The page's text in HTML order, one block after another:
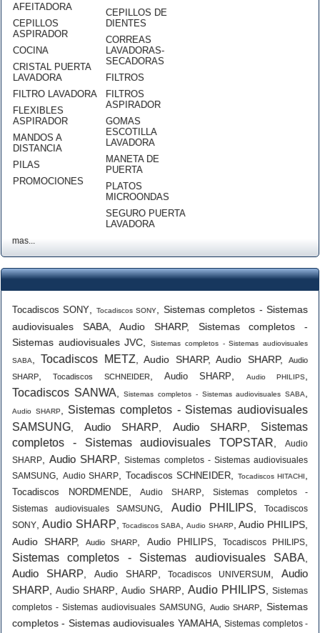
AFEITADORA
CEPILLOS
ASPIRADOR
COCINA
CRISTAL PUERTA
LAVADORA
FILTRO LAVADORA
FLEXIBLES
ASPIRADOR
MANDOS A
DISTANCIA
PILAS
PROMOCIONES
CEPILLOS DE
DIENTES
CORREAS
LAVADORAS-
SECADORAS
FILTROS
FILTROS
ASPIRADOR
GOMAS
ESCOTILLA
LAVADORA
MANETA DE
PUERTA
PLATOS
MICROONDAS
SEGURO PUERTA
LAVADORA
mas...
Tocadiscos SONY Tocadiscos SONY
Sistemas completos - Sistemas
audiovisuales SABA,Audio SHARP, Sistemas completos -
Sistemas audiovisuales JVC ,Sistemas completos - Sistemas audiovisuales
SABA ,Tocadiscos METZ ,Audio SHARP,Audio SHARP,Audio
SHARP
,Tocadiscos SCHNEIDER,Audio SHARP Audio PHILIPS
Tocadiscos SANWA,Sistemas completos - Sistemas audiovisuales SABA
Audio SHARP,Sistemas completos - Sistemas audiovisuales
SAMSUNG ,Audio SHARP Audio SHARP,Sistemas
completos - Sistemas audiovisuales TOPSTAR ,Audio
SHARP ,Audio SHARP ,Sistemas completos - Sistemas audiovisuales
SAMSUNG
Audio SHARP Tocadiscos SCHNEIDER Tocadiscos HITACHI
Tocadiscos NORDMENDE Audio SHARP, Sistemas completos -
Sistemas audiovisuales SAMSUNG
Audio PHILIPS ,Tocadiscos
SONY ,Audio SHARP Tocadiscos SABA ,Audio SHARP, Audio PHILIPS
Audio SHARP,Audio SHARP Audio PHILIPS Tocadiscos PHILIPS
Sistemas completos - Sistemas audiovisuales SABA
Audio SHARP, Audio SHARP ,Tocadiscos UNIVERSUM ,Audio
SHARP ,Audio SHARP ,Audio SHARP Audio PHILIPS ,Sistemas
completos - Sistemas audiovisuales SAMSUNG
Audio SHARP
Sistemas
completos - Sistemas audiovisuales YAMAHA,Sistemas completos -